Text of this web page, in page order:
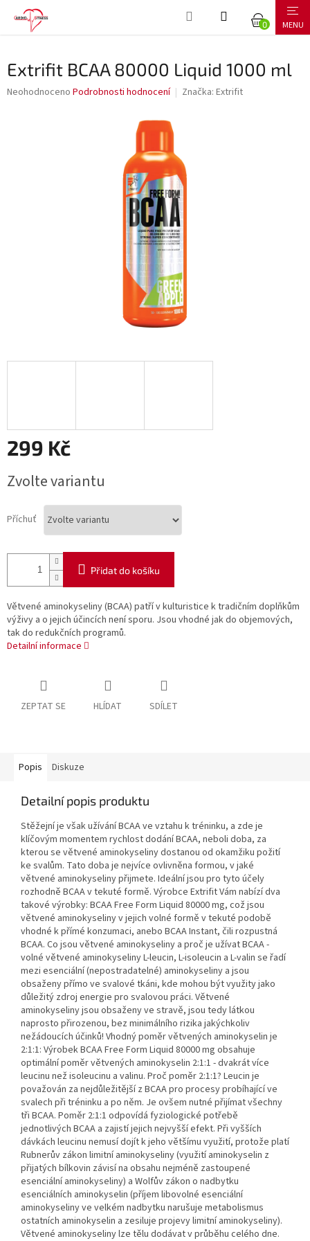
NÁKUPNÍ
Extrifit BCAA 80000 Liquid 1000 ml
Průměrné
Neohodnoceno Podrobnosti hodnocení Značka: Extrifit
299 Kč
cena:
Zvolte variantu
Příchuť
Přidat do košíku
Větvené aminokyseliny (BCAA) patří v kulturistice k tradičním doplňkům
výživy a o jejich účincích není sporu. Jsou vhodné jak do objemových,
tak do redukčních programů.
Detailní informace
ZEPTAT SE HLÍDAT SDÍLET
Popis Diskuze
Detailní popis produktu
Stěžejní je však užívání BCAA ve vztahu k tréninku, a zde je
klíčovým momentem rychlost dodání BCAA, neboli doba, za
kterou se větvené aminokyseliny dostanou od okamžiku požití
ke svalům. Tato doba je nejvíce ovlivněna formou, v jaké
větvené aminokyseliny přijmete. Ideální jsou pro tyto účely
rozhodně BCAA v tekuté formě. Výrobce Extrifit Vám nabízí dva
takové výrobky: BCAA Free Form Liquid 80000 mg, což jsou
větvené aminokyseliny v jejich volné formě v tekuté podobě
vhodné k přímé konzumaci, anebo BCAA Instant, čili rozpustná
BCAA. Co jsou větvené aminokyseliny a proč je užívat BCAA -
volné větvené aminokyseliny L-leucin, L-isoleucin a L-valin se řadí
mezi esenciální (nepostradatelné) aminokyseliny a jsou
obsaženy přímo ve svalové tkáni, kde mohou být využity jako
důležitý zdroj energie pro svalovou práci. Větvené
aminokyseliny jsou obsaženy ve stravě, jsou tedy látkou
naprosto přirozenou, bez minimálního rizika jakýchkoliv
nežádoucích účinků! Vhodný poměr větvených aminokyselin je
2:1:1: Výrobek BCAA Free Form Liquid 80000 mg obsahuje
optimální poměr větvených aminokyselin 2:1:1 - dvakrát více
leucinu než isoleucinu a valinu. Proč poměr 2:1:1? Leucin je
považován za nejdůležitější z BCAA pro procesy probíhající ve
svalech při tréninku a po něm. Je ovšem nutné přijímat všechny
tři BCAA. Poměr 2:1:1 odpovídá fyziologické potřebě
jednotlivých BCAA a zajistí jejich nejvyšší efekt. Při vyšších
dávkách leucinu nemusí dojít k jeho většímu využití, protože platí
Rubnerův zákon limitní aminokyseliny (využití aminokyselin z
přijatých bílkovin závisí na obsahu nejméně zastoupené
esenciální aminokyseliny) a Wolfův zákon o nadbytku
esenciálních aminokyselin (příjem libovolné esenciální
aminokyseliny ve velkém nadbytku narušuje metabolismus
ostatních aminokyselin a zesiluje projevy limitní aminokyseliny).
Větvené aminokyseliny lze tělu dodávat v průběhu celého dne.